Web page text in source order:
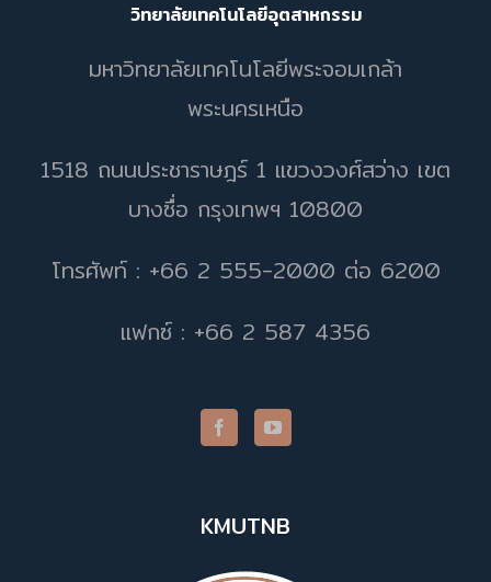
วิทยาลัยเทคโนโลยีอุตสาหกรรม
มหาวิทยาลัยเทคโนโลยีพระจอมเกล้า
พระนครเหนือ
1518 ถนนประชาราษฎร์ 1 แขวงวงศ์สว่าง เขต
บางซื่อ กรุงเทพฯ 10800
โทรศัพท์ : +66 2 555-2000 ต่อ 6200
แฟกซ์ : +66 2 587 4356
KMUTNB